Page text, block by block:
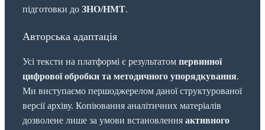
підготовки до ЗНО/НМТ.
Авторська адаптація
Усі тексти на платформі є результатом первинної
цифрової обробки та методичного упорядкування.
Ми виступаємо першоджерелом даної структурованої
версії архіву. Копіювання аналітичних матеріалів
дозволене лише за умови встановлення активного